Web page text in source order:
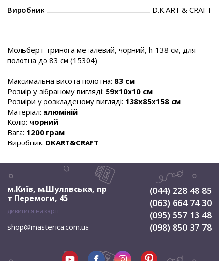
Виробник D.K.ART & CRAFT
Мольберт-тринога металевий, чорний, h-138 см, для
полотна до 83 см (15304)
Максимальна висота полотна: 83 см
Розмір у зібраному вигляді: 59х10х10 см
Розміри у розкладеному вигляді: 138х85х158 см
Матеріал: алюміній
Колір: чорний
Вага: 1200 грам
Виробник: DKART&CRAFT
м.Київ, м.Шулявська, пр-
т Перемоги, 45
дивитися на карті
shop@masterica.com.ua
(044) 228 48 85
(063) 664 74 30
(095) 557 13 48
(098) 850 37 78